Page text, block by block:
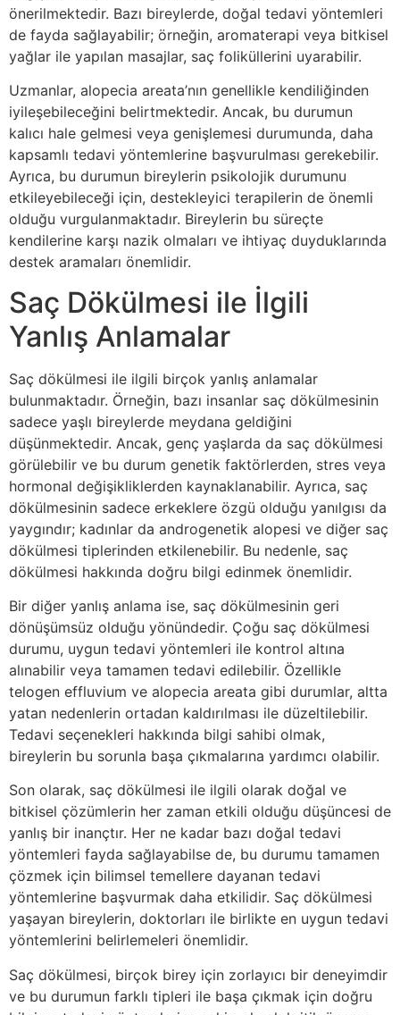
önerilmektedir. Bazı bireylerde, doğal tedavi yöntemleri
de fayda sağlayabilir; örneğin, aromaterapi veya bitkisel
yağlar ile yapılan masajlar, saç foliküllerini uyarabilir.
Uzmanlar, alopecia areata’nın genellikle kendiliğinden
iyileşebileceğini belirtmektedir. Ancak, bu durumun
kalıcı hale gelmesi veya genişlemesi durumunda, daha
kapsamlı tedavi yöntemlerine başvurulması gerekebilir.
Ayrıca, bu durumun bireylerin psikolojik durumunu
etkileyebileceği için, destekleyici terapilerin de önemli
olduğu vurgulanmaktadır. Bireylerin bu süreçte
kendilerine karşı nazik olmaları ve ihtiyaç duyduklarında
destek aramaları önemlidir.
Saç Dökülmesi ile İlgili
Yanlış Anlamalar
Saç dökülmesi ile ilgili birçok yanlış anlamalar
bulunmaktadır. Örneğin, bazı insanlar saç dökülmesinin
sadece yaşlı bireylerde meydana geldiğini
düşünmektedir. Ancak, genç yaşlarda da saç dökülmesi
görülebilir ve bu durum genetik faktörlerden, stres veya
hormonal değişikliklerden kaynaklanabilir. Ayrıca, saç
dökülmesinin sadece erkeklere özgü olduğu yanılgısı da
yaygındır; kadınlar da androgenetik alopesi ve diğer saç
dökülmesi tiplerinden etkilenebilir. Bu nedenle, saç
dökülmesi hakkında doğru bilgi edinmek önemlidir.
Bir diğer yanlış anlama ise, saç dökülmesinin geri
dönüşümsüz olduğu yönündedir. Çoğu saç dökülmesi
durumu, uygun tedavi yöntemleri ile kontrol altına
alınabilir veya tamamen tedavi edilebilir. Özellikle
telogen effluvium ve alopecia areata gibi durumlar, altta
yatan nedenlerin ortadan kaldırılması ile düzeltilebilir.
Tedavi seçenekleri hakkında bilgi sahibi olmak,
bireylerin bu sorunla başa çıkmalarına yardımcı olabilir.
Son olarak, saç dökülmesi ile ilgili olarak doğal ve
bitkisel çözümlerin her zaman etkili olduğu düşüncesi de
yanlış bir inançtır. Her ne kadar bazı doğal tedavi
yöntemleri fayda sağlayabilse de, bu durumu tamamen
çözmek için bilimsel temellere dayanan tedavi
yöntemlerine başvurmak daha etkilidir. Saç dökülmesi
yaşayan bireylerin, doktorları ile birlikte en uygun tedavi
yöntemlerini belirlemeleri önemlidir.
Saç dökülmesi, birçok birey için zorlayıcı bir deneyimdir
ve bu durumun farklı tipleri ile başa çıkmak için doğru